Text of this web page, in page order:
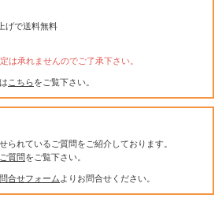
げで送料無料
は承れませんのでご了承下さい。
こちらをご覧下さい。
られているご質問をご紹介しております。
質問をご覧下さい。
合せフォーム よりお問合せください。